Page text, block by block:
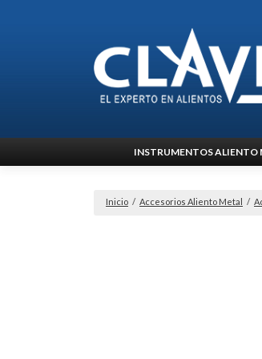
al
INSTRUMENTOS ALIENTO
Inicio / Accesorios Aliento Metal /